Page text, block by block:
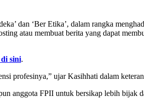
dan ‘Ber Etika’, dalam rangka
atau membuat berita yang dapat
sini.
profesinya,” ujar Kasihhati dalam
anggota FPII untuk bersikap lebih bijak